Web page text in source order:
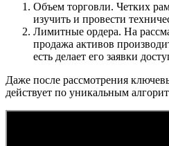
Объем торговли. Четких
изучить и провести
Лимитные ордера. На
продажа активов
есть делает его заявки
Даже после рассмотрения
действует по уникальным